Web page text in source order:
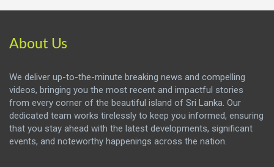
About Us
We deliver up-to-the-minute breaking news and compelling
videos, bringing you the most recent and impactful stories
from every corner of the beautiful island of Sri Lanka. Our
dedicated team works tirelessly to keep you informed, ensuring
that you stay ahead with the latest developments, significant
events, and noteworthy happenings across the nation.